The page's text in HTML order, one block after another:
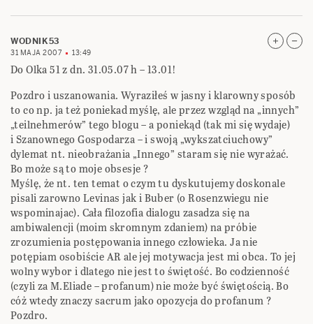
WODNIK53
31 MAJA 2007 13:49
Do Olka 51 z dn. 31.05.07 h – 13.01!
Pozdro i uszanowania. Wyraziłeś w jasny i klarowny sposób
to co np. ja też poniekad myślę, ale przez wzgląd na „innych”
„teilnehmerów” tego blogu – a poniekąd (tak mi się wydaje)
i Szanownego Gospodarza – i swoją „wykszatciuchowy”
dylemat nt. nieobrażania „Innego” staram się nie wyrażać.
Bo może są to moje obsesje ?
Myślę, że nt. ten temat o czym tu dyskutujemy doskonale
pisali zarowno Levinas jak i Buber (o Rosenzwiegu nie
wspominajac). Cała filozofia dialogu zasadza się na
ambiwalencji (moim skromnym zdaniem) na próbie
zrozumienia postępowania innego człowieka. Ja nie
potępiam osobiście AR ale jej motywacja jest mi obca. To jej
wolny wybor i dlatego nie jest to świętość. Bo codzienność
(czyli za M.Eliade – profanum) nie może być świętością. Bo
cóż wtedy znaczy sacrum jako opozycja do profanum ?
Pozdro.